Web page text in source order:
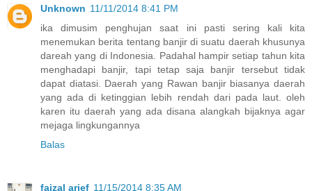
Unknown 11/11/2014 8:41 PM
ika dimusim penghujan saat ini pasti sering kali kita
menemukan berita tentang banjir di suatu daerah khusunya
dareah yang di Indonesia. Padahal hampir setiap tahun kita
menghadapi banjir, tapi tetap saja banjir tersebut tidak
dapat diatasi. Daerah yang Rawan banjir biasanya daerah
yang ada di ketinggian lebih rendah dari pada laut. oleh
karen itu daerah yang ada disana alangkah bijaknya agar
mejaga lingkungannya
Balas
faizal arief 11/15/2014 8:35 AM